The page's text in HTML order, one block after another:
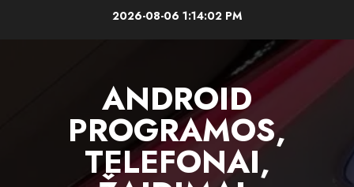
2026-08-06 1:14:02 PM
ANDROID
PROGRAMOS,
TELEFONAI,